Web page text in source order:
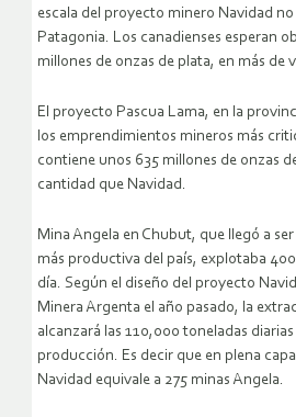
escala del proyecto minero Navidad
Patagonia. Los canadienses esperan
millones de onzas de plata, en más de
El proyecto Pascua Lama, en la
los emprendimientos mineros más
contiene unos 635 millones de onzas
cantidad que Navidad.
Mina Angela en Chubut, que llegó a
más productiva del país, explotaba
día. Según el diseño del proyecto
Minera Argenta el año pasado, la
alcanzará las 110,000 toneladas
producción. Es decir que en plena
Navidad equivale a 275 minas Angela.